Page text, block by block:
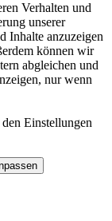
Verhalten und
unserer
Inhalte anzuzeigen
können wir
abgleichen und
nur wenn
Einstellungen